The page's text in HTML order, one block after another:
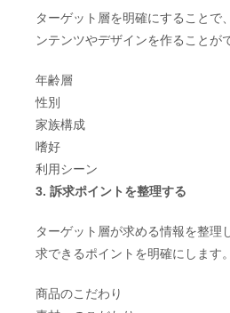
ターゲット層を明確にすることで
ンテンツやデザインを作ることが
年齢層
性別
家族構成
嗜好
利用シーン
3. 訴求ポイントを整理する
ターゲット層が求める情報を整理
求できるポイントを明確にします。
商品のこだわり